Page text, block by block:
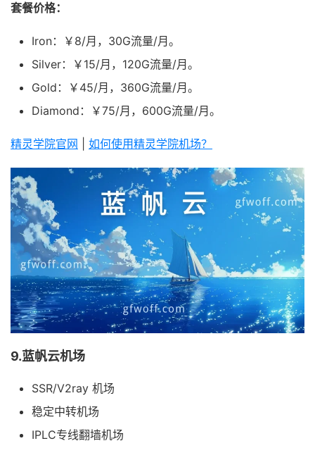
套餐价格：
Iron：￥8/月，30G流量/月。
Silver：￥15/月，120G流量/月。
Gold：￥45/月，360G流量/月。
Diamond：￥75/月，600G流量/月。
精灵学院官网 如何使用精灵学院机场？
9.蓝帆云机场
SSR/V2ray 机场
稳定中转机场
IPLC专线翻墙机场